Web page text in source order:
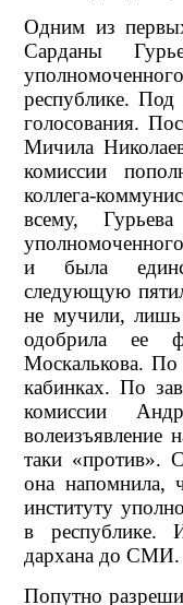
Одним из
Сарданы
республике. Под
голосования.
Мичила
комиссии
коллега-
всему,
и была
следующую
не мучили, лишь
одобрила ее
Москалькова. По
кабинках. По
комиссии
волеизъявление
таки «против».
она напомнила,
институту
в республике.
дархана до СМИ.
Попутно